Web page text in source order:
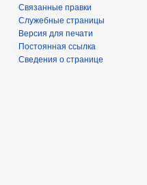
Связанные правки
Служебные страницы
Версия для печати
Постоянная ссылка
Сведения о странице